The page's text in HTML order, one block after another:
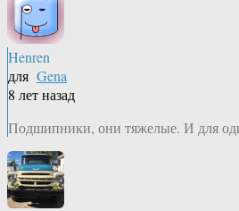
Henren
для Gena
8 лет назад
Подшипники, они тяжелые. И для